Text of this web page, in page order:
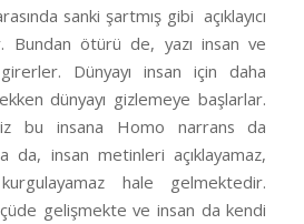
sanki şartmış gibi açıklayıcı
Bundan ötürü de, yazı insan ve
Dünyayı insan için daha
dünyayı gizlemeye başlarlar.
bu insana Homo narrans da
da, insan metinleri açıklayamaz,
hale gelmektedir.
gelişmekte ve insan da kendi